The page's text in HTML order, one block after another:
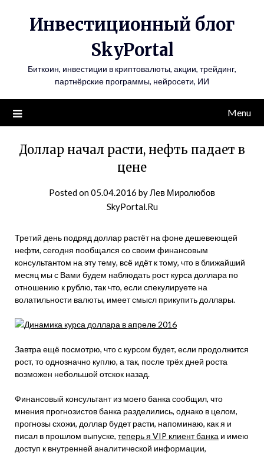
Инвестиционный блог
SkyPortal
Биткоин, инвестиции в криптовалюты, акции, трейдинг,
партнёрские программы, нейросети, ИИ
Menu
Доллар начал расти, нефть падает в
цене
Posted on05.04.2016 byЛев Миролюбов
SkyPortal.Ru
Третий день подряд доллар растёт на фоне дешевеющей
нефти, сегодня пообщался со своим финансовым
консультантом на эту тему, всё идёт к тому, что в ближайший
месяц мы с Вами будем наблюдать рост курса доллара по
отношению к рублю, так что, если спекулируете на
волатильности валюты, имеет смысл прикупить доллары.
Завтра ещё посмотрю, что с курсом будет, если продолжится
рост, то однозначно куплю, а так, после трёх дней роста
возможен небольшой отскок назад.
Финансовый консультант из моего банка сообщил, что
мнения прогнозистов банка разделились, однако в целом,
прогнозы схожи, доллар будет расти, напоминаю, как я и
писал в прошлом выпуске, теперь я VIP клиент банка и имею
доступ к внутренней аналитической информации,